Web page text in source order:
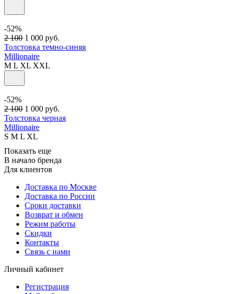
-52%
2 100 1 000 руб.
Толстовка темно-синяя
Millionaire
M L XL XXL
-52%
2 100 1 000 руб.
Толстовка черная
Millionaire
S M L XL
Показать еще
В начало бренда
Для клиентов
Доставка по Москве
Доставка по России
Сроки доставки
Возврат и обмен
Режим работы
Скидки
Контакты
Связь с нами
Личный кабинет
Регистрация